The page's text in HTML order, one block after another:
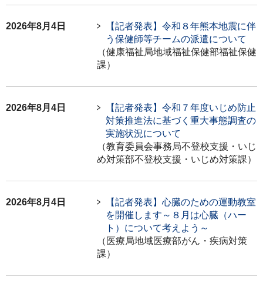
2026年8月4日
【記者発表】令和８年熊本地震に伴
う保健師等チームの派遣について
（健康福祉局地域福祉保健部福祉保健
課）
2026年8月4日
【記者発表】令和７年度いじめ防止
対策推進法に基づく重大事態調査の
実施状況について
（教育委員会事務局不登校支援・いじ
め対策部不登校支援・いじめ対策課）
2026年8月4日
【記者発表】心臓のための運動教室
を開催します～８月は心臓（ハー
ト）について考えよう～
（医療局地域医療部がん・疾病対策
課）